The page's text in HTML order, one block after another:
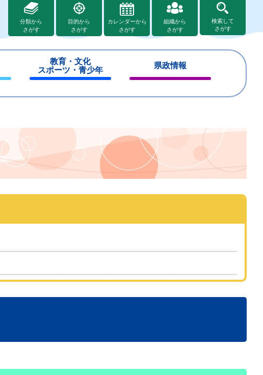
分類から
さがす
目的から
さがす
カレンダーから
さがす
組織から
さがす
検索して
さがす
教育・文化
スポーツ・青少年
じ
県政情報
じ